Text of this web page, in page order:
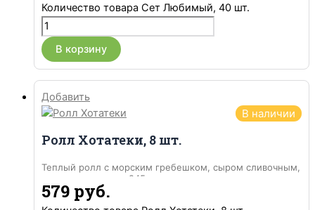
Количество товара Сет Любимый, 40 шт.
В корзину
Добавить
В наличии
Ролл Хотатеки, 8 шт.
Теплый ролл с морским гребешком, сыром сливочным,
масаго и огурцом, 245 гр.
579 руб.